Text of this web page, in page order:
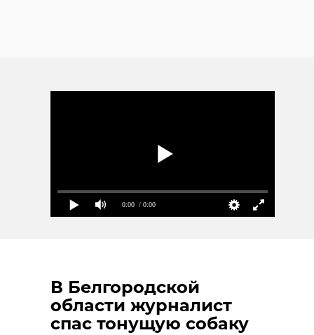
0:00 / 0:00
В Белгородской
области журналист
спас тонущую собаку